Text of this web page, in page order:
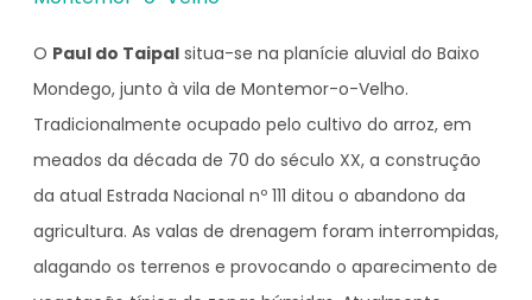
O Paul do Taipal situa-se na planície aluvial do Baixo
Mondego, junto à vila de Montemor-o-Velho.
Tradicionalmente ocupado pelo cultivo do arroz, em
meados da década de 70 do século XX, a construção
da atual Estrada Nacional nº 111 ditou o abandono da
agricultura. As valas de drenagem foram interrompidas,
alagando os terrenos e provocando o aparecimento de